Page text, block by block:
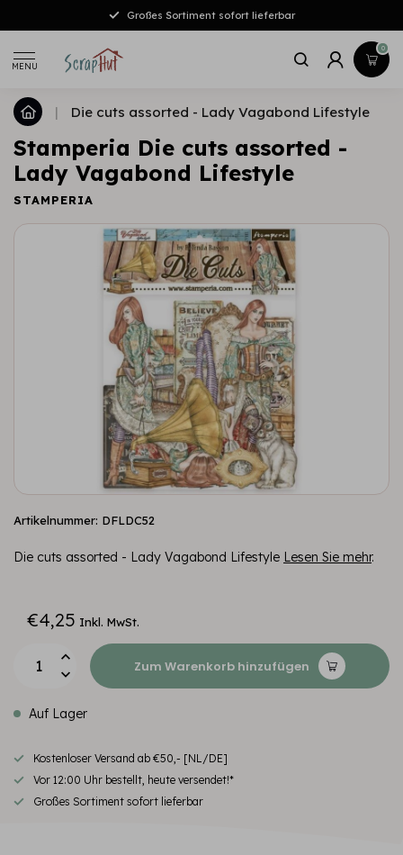
Großes Sortiment sofort lieferbar
MENU
0
| Die cuts assorted - Lady Vagabond Lifestyle
Stamperia Die cuts assorted -
Lady Vagabond Lifestyle
STAMPERIA
Artikelnummer: DFLDC52
Die cuts assorted - Lady Vagabond Lifestyle Lesen Sie mehr.
€4,25 Inkl. MwSt.
Zum Warenkorb hinzufügen
Auf Lager
Kostenloser Versand ab €50,- [NL/DE]
Vor 12:00 Uhr bestellt, heute versendet!*
Großes Sortiment sofort lieferbar